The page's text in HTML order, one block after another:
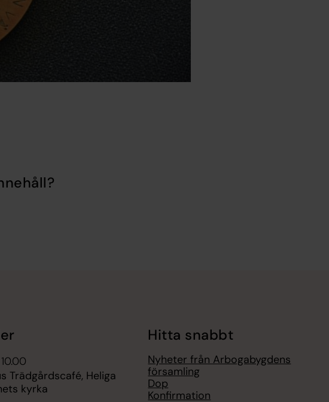
Trädgårdscafé, Heliga
kyrka
Hitta snabbt
Nyheter från Arbogabygdens
församling
Dop
Konfirmation